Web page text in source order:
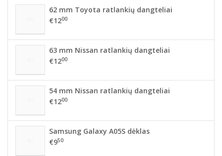
62 mm Toyota ratlankių dangteliai
€1200
63 mm Nissan ratlankių dangteliai
€1200
54 mm Nissan ratlankių dangteliai
€1200
Samsung Galaxy A05S dėklas
€950